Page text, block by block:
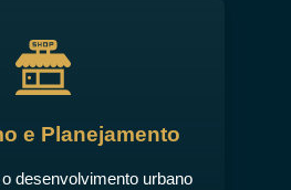
e Planejamento
desenvolvimento urbano